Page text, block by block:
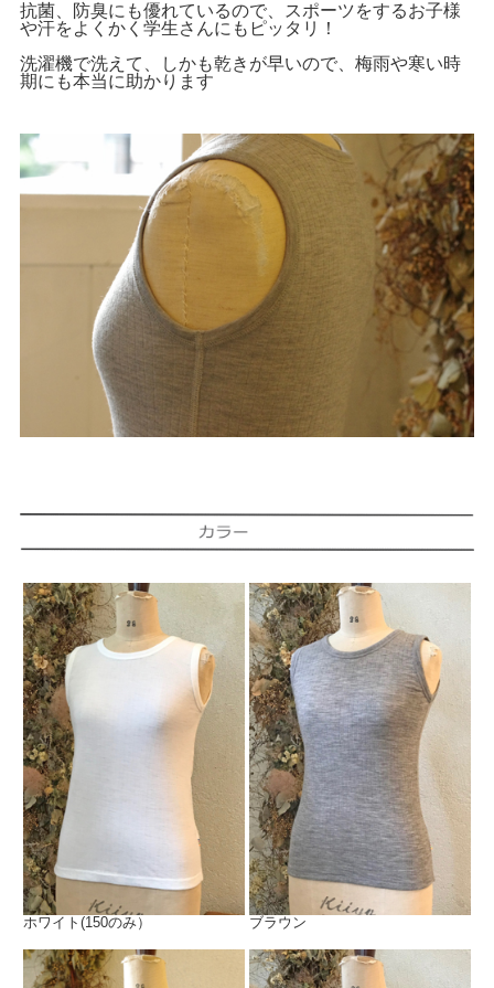
抗菌、防臭にも優れているので、スポーツをするお子様
や汗をよくかく学生さんにもピッタリ！
洗濯機で洗えて、しかも乾きが早いので、梅雨や寒い時
期にも本当に助かります
ホワイト(150のみ） ブラウン